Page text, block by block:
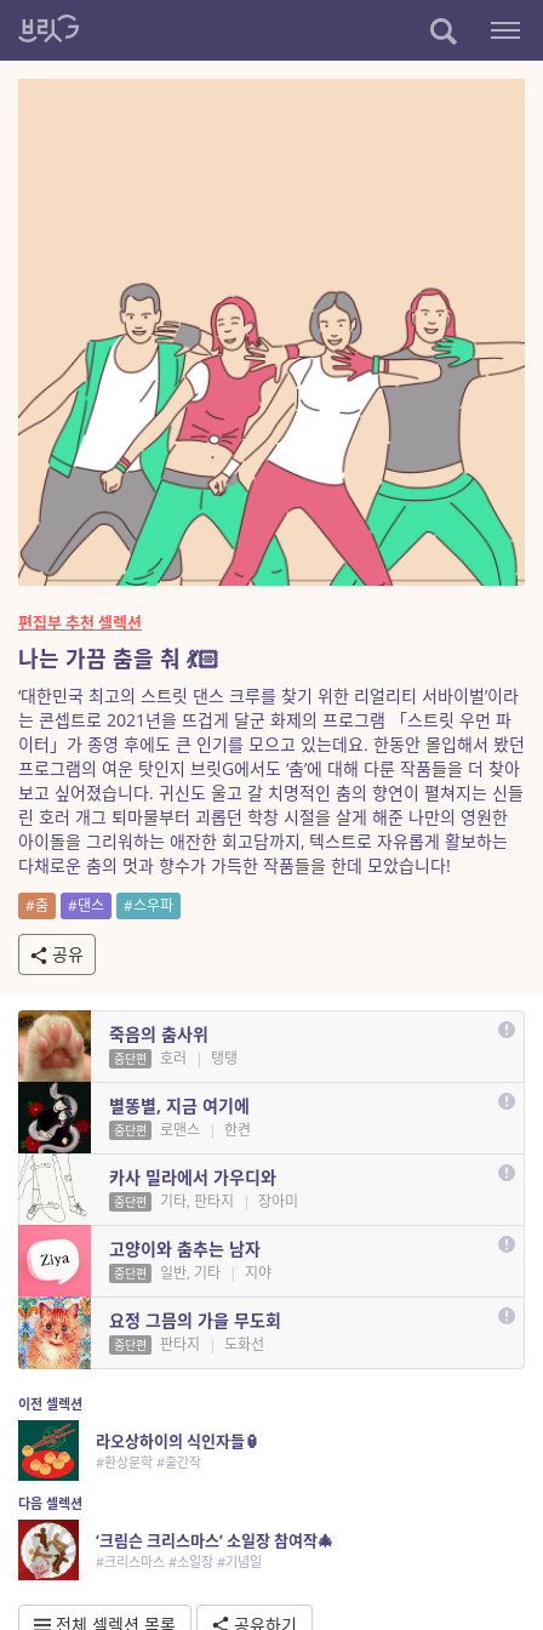
편집부 추천 셀렉션
나는 가끔 춤을 춰 💃🏻
‘대한민국 최고의 스트릿 댄스 크루를 찾기 위한 리얼리티 서바이벌’이라
는 콘셉트로 2021년을 뜨겁게 달군 화제의 프로그램 「스트릿 우먼 파
이터」가 종영 후에도 큰 인기를 모으고 있는데요. 한동안 몰입해서 봤던
프로그램의 여운 탓인지 브릿G에서도 ‘춤’에 대해 다룬 작품들을 더 찾아
보고 싶어졌습니다. 귀신도 울고 갈 치명적인 춤의 향연이 펼쳐지는 신들
린 호러 개그 퇴마물부터 괴롭던 학창 시절을 살게 해준 나만의 영원한
아이돌을 그리워하는 애잔한 회고담까지, 텍스트로 자유롭게 활보하는
다채로운 춤의 멋과 향수가 가득한 작품들을 한데 모았습니다!
#춤 #댄스 #스우파
공유
죽음의 춤사위
중단편 호러 | 탱탱
별똥별, 지금 여기에
중단편 로맨스 | 한켠
카사 밀라에서 가우디와
중단편 기타, 판타지 | 장아미
고양이와 춤추는 남자
중단편 일반, 기타 | 지야
요정 그믐의 가을 무도회
중단편 판타지 | 도화선
이전 셀렉션
라오상하이의 식인자들🏮
#환상문학 #출간작
다음 셀렉션
‘크림슨 크리스마스’ 소일장 참여작🎄
#크리스마스 #소일장 #기념일
전체 셀렉션 목록 공유하기